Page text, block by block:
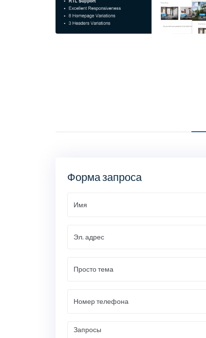
Форма запроса